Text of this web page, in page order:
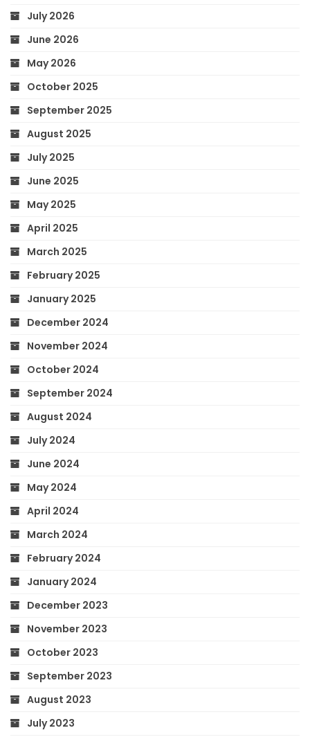
July 2026
June 2026
May 2026
October 2025
September 2025
August 2025
July 2025
June 2025
May 2025
April 2025
March 2025
February 2025
January 2025
December 2024
November 2024
October 2024
September 2024
August 2024
July 2024
June 2024
May 2024
April 2024
March 2024
February 2024
January 2024
December 2023
November 2023
October 2023
September 2023
August 2023
July 2023